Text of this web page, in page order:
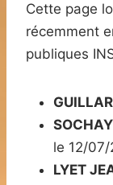
Cette page
récemment
publiques
le 12/
LYET